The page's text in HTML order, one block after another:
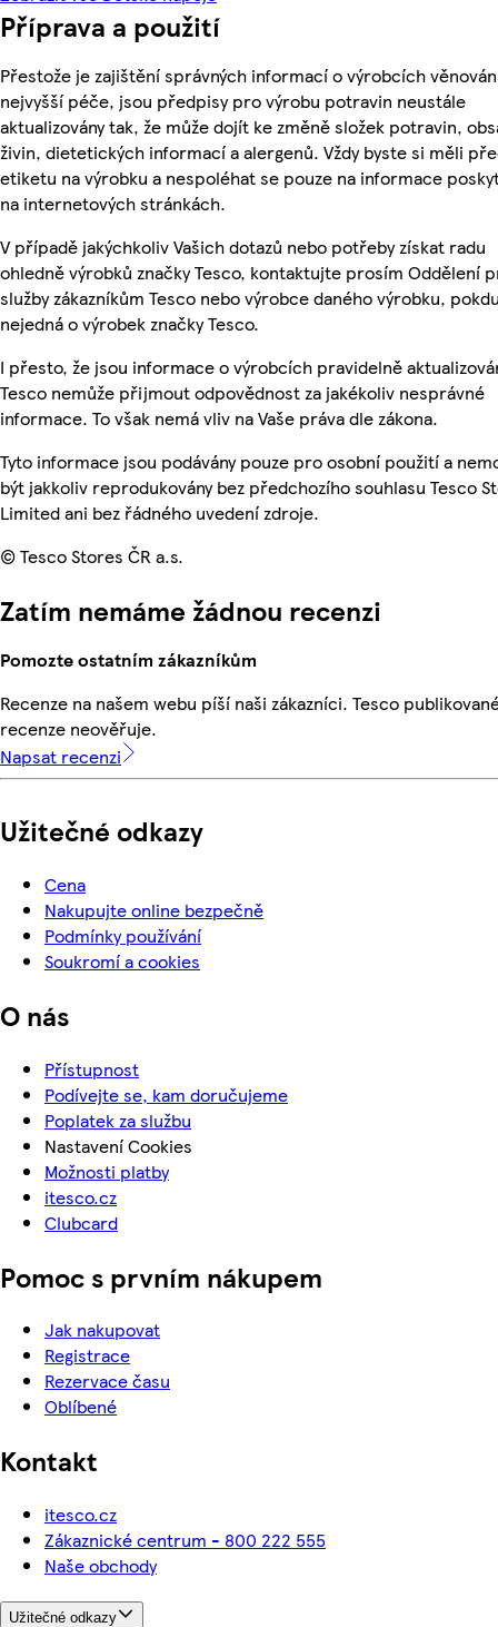
Příprava a použití
Přestože je zajištění správných informací o výrobcích
nejvyšší péče, jsou předpisy pro výrobu potravin neustále
aktualizovány tak, že může dojít ke změně složek potravin,
živin, dietetických informací a alergenů. Vždy byste si měli
etiketu na výrobku a nespoléhat se pouze na informace
na internetových stránkách.
V případě jakýchkoliv Vašich dotazů nebo potřeby získat radu
ohledně výrobků značky Tesco, kontaktujte prosím Oddělení
služby zákazníkům Tesco nebo výrobce daného výrobku,
nejedná o výrobek značky Tesco.
I přesto, že jsou informace o výrobcích pravidelně
Tesco nemůže přijmout odpovědnost za jakékoliv nesprávné
informace. To však nemá vliv na Vaše práva dle zákona.
Tyto informace jsou podávány pouze pro osobní použití a
být jakkoliv reprodukovány bez předchozího souhlasu Tesco
Limited ani bez řádného uvedení zdroje.
© Tesco Stores ČR a.s.
Zatím nemáme žádnou recenzi
Pomozte ostatním zákazníkům
Recenze na našem webu píší naši zákazníci. Tesco
recenze neověřuje.
Napsat recenzi
Užitečné odkazy
Cena
Nakupujte online bezpečně
Podmínky používání
Soukromí a cookies
O nás
Přístupnost
Podívejte se, kam doručujeme
Poplatek za službu
Nastavení Cookies
Možnosti platby
itesco.cz
Clubcard
Pomoc s prvním nákupem
Jak nakupovat
Registrace
Rezervace času
Oblíbené
Kontakt
itesco.cz
Zákaznické centrum - 800 222 555
Naše obchody
Užitečné odkazy